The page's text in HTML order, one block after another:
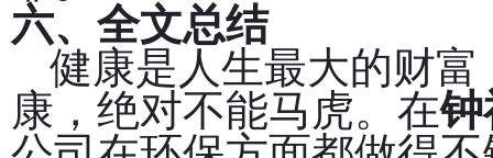
六、全文总结
健康是人生最大的财
康，绝对不能马虎。在钟